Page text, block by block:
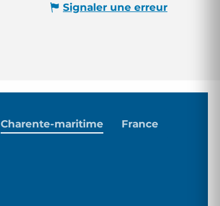
Signaler une erreur
Charente-maritime France